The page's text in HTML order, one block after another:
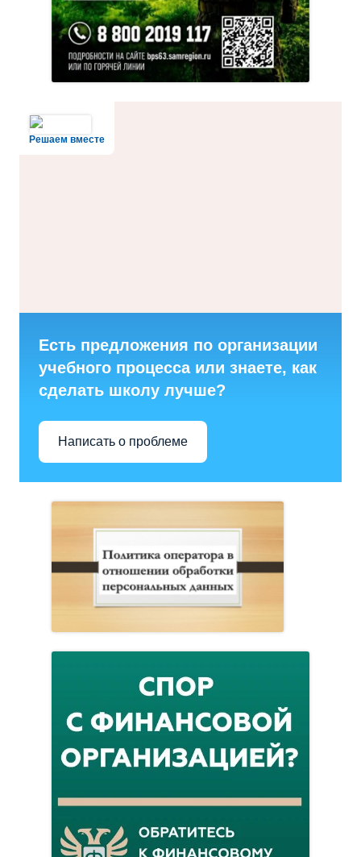
Решаем вместе
Есть предложения по организации
учебного процесса или знаете, как
сделать школу лучше?
Написать о проблеме